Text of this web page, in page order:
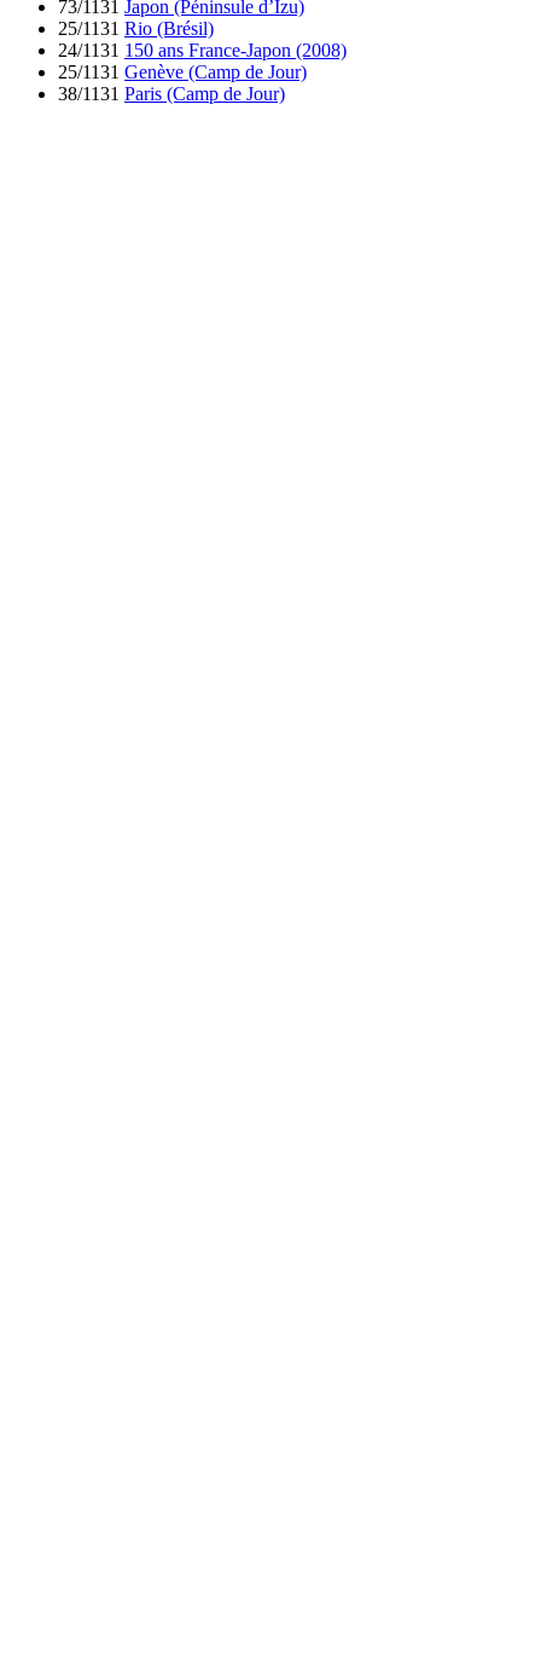
73/1131 Japon (Péninsule d’Izu)
25/1131 Rio (Brésil)
24/1131 150 ans France-Japon (2008)
25/1131 Genève (Camp de Jour)
38/1131 Paris (Camp de Jour)